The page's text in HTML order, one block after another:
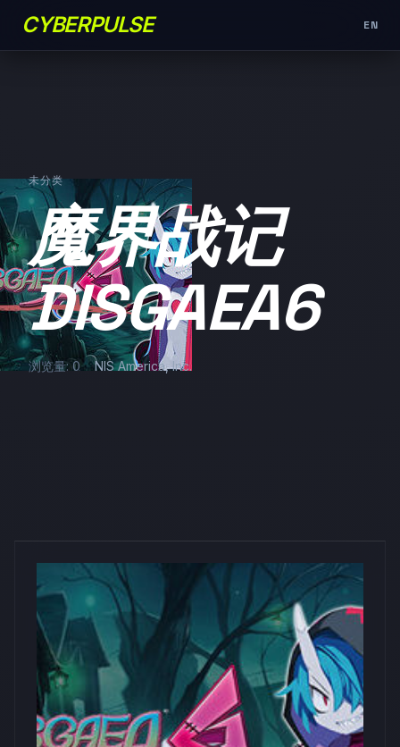
CYBERPULSE EN
未分类
魔界战记
DISGAEA6
浏览量: 0 NIS America, Inc.